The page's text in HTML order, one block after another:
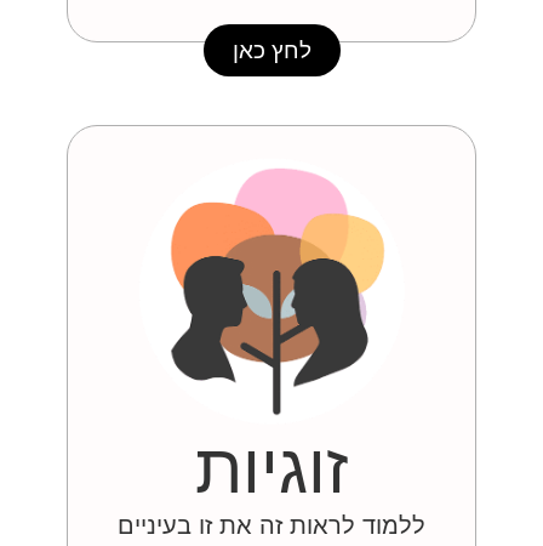
לחץ כאן
זוגיות
ללמוד לראות זה את זו בעיניים